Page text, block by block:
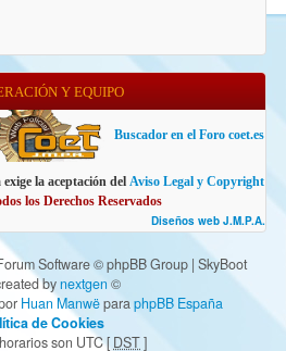
Y EQUIPO
Buscador en el Foro coet.es
la aceptación del Aviso Legal y Copyright
los Derechos Reservados
Diseños web J.M.P.A.
Software © phpBB Group | SkyBoot
bynextgen ©
Huan ManwëparaphpBB España
de Cookies
son UTC [ DST]